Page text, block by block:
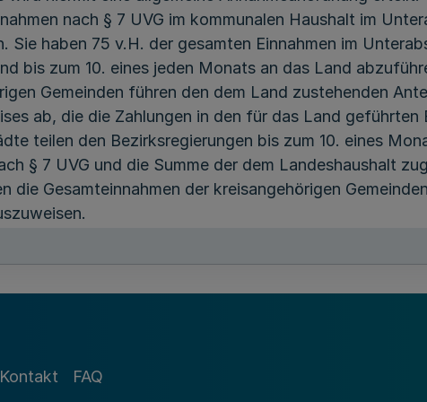
nach § 7 UVG im kommunalen Haushalt im
Sie haben 75 v.H. der gesamten Einnahmen im
bis zum 10. eines jeden Monats an das Land
Gemeinden führen den dem Land zustehenden
ab, die die Zahlungen in den für das Land geführten
teilen den Bezirksregierungen bis zum 10. eines
§ 7 UVG und die Summe der dem Landeshaushalt
die Gesamteinnahmen der kreisangehörigen
gem. § 56 Abs. 5 KrO einzubeziehen.
(100 %) des Vormonats für Leistungen nach
Kontakt FAQ